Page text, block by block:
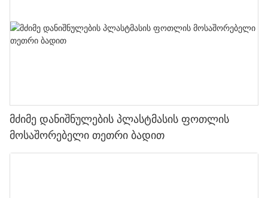
მძიმე დანიშნულების პლასტმასის ფოთლის
მოსაშორებელი თეთრი ბადით